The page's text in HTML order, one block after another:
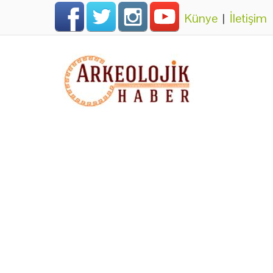
Künye | İletişim